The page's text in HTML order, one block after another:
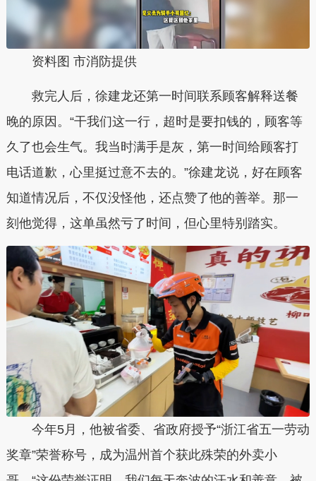
资料图 市消防提供
救完人后，徐建龙还第一时间联系顾客解释送餐
晚的原因。“干我们这一行，超时是要扣钱的，顾客等
久了也会生气。我当时满手是灰，第一时间给顾客打
电话道歉，心里挺过意不去的。”徐建龙说，好在顾客
知道情况后，不仅没怪他，还点赞了他的善举。那一
刻他觉得，这单虽然亏了时间，但心里特别踏实。
今年5月，他被省委、省政府授予“浙江省五一劳动
奖章”荣誉称号，成为温州首个获此殊荣的外卖小